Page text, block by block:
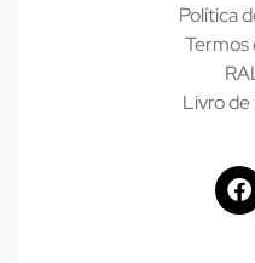
Política
Termos
Livro